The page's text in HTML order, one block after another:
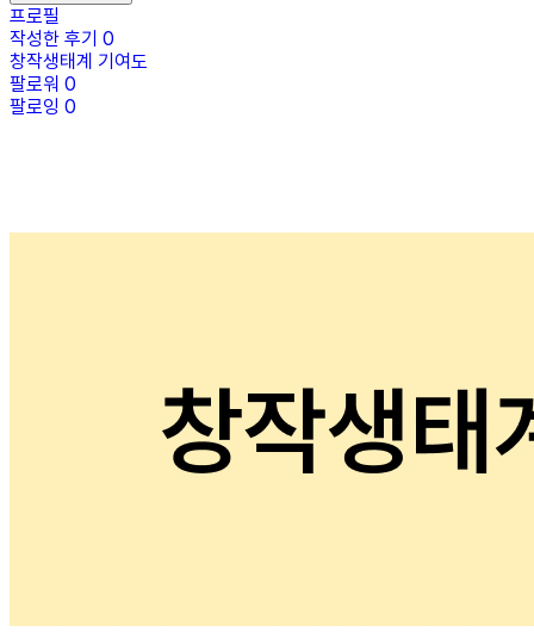
프로필
작성한 후기 0
창작생태계 기여도
팔로워 0
팔로잉 0